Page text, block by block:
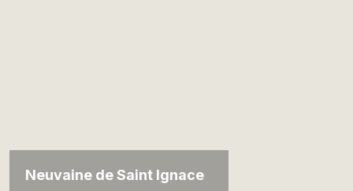
Neuvaine de Saint Ignace